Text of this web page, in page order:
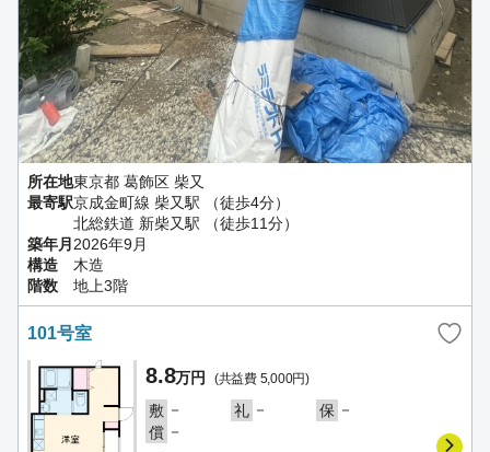
所在地東京都 葛飾区 柴又
最寄駅京成金町線 柴又駅 （徒歩4分）
北総鉄道 新柴又駅 （徒歩11分）
築年月 2026年9月
構造
木造
階数
地上3階
101号室
8.8万円 (共益費 5,000円)
敷 － 礼 － 保 －
償 －